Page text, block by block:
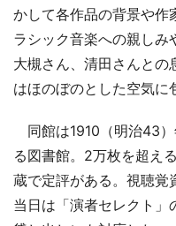
かして各作品の背景や作
ラシック音楽への親しみ
大槻さん、清田さんとの
はほのぼのとした空気に
同館は1910（明治43
る図書館。2万枚を超え
蔵で定評がある。視聴覚
当日は「演者セレクト」